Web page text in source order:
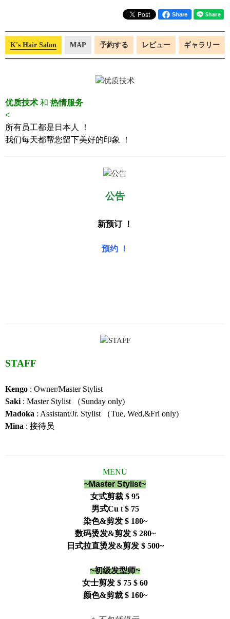
Share
K's Hair Salon MAP 予約する レビュー ギャラリー
优质技术 和 热情服务
<
所有员工都是日本人 ！
我们每天都帮您留下美好的印象 ！
公告
新预订 ！
预约 ！
STAFF
Kengo : Owner/Master Stylist
Saki : Master Stylist （Sunday only)
Madoka : Assistant/Jr. Stylist （Tue, Wed,&Fri only)
Mina : 接待员
MENU
~Master Stylist~
女式剪裁 $ 95
男式Cu t $ 75
染色&剪发 $ 180~
数码烫发&剪发 $ 280~
日式拉直烫发&剪发 $ 500~
~初级发型师~
女士剪发 $ 75 $ 60
颜色&剪裁 $ 160~